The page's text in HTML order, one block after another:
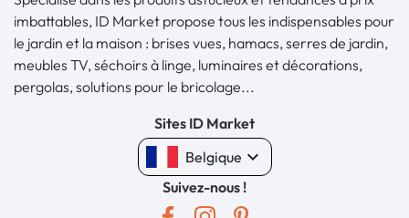
imbattables, ID Market propose tous les indispensables pour
le jardin et la maison : brises vues, hamacs, serres de jardin,
meubles TV, séchoirs à linge, luminaires et décorations,
pergolas, solutions pour le bricolage...
Sites ID Market
Belgique keyboard_arrow_down
Suivez-nous !